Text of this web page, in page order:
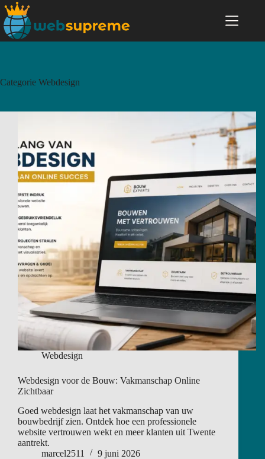
Categorie Webdesign
Webdesign
Webdesign voor de Bouw: Vakmanschap Online
Zichtbaar
Goed webdesign laat het vakmanschap van uw
bouwbedrijf zien. Ontdek hoe een professionele
website vertrouwen wekt en meer klanten uit Twente
aantrekt.
marcel2511
9 juni 2026